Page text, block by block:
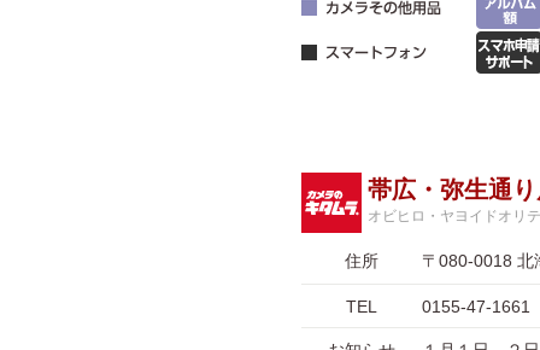
帯広・弥生通
オビヒロ・ヤヨイドオリ
住所 〒080-0018 北
TEL 0155-47-1661